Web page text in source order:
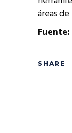
áreas
Fuente: